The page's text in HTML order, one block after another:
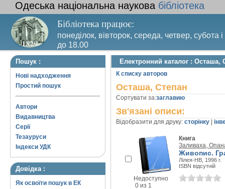
Одеська національна наукова бібліотека
Бібліотека працює:
понеділок, вівторок, середа, четвер, субота
до 18.00
Вихідний день – п’ятниця. Останній четвер
Пошук :
Нові надходження
Простий пошук
Автори
Видавництва
Серії
Тезауруси
Індекси УДК
Довідка :
Як освоїти пошук в ЕК
Електронний каталог : Осташа,
К списку авторов
Осташа, Степан
Сортувати за:заглавию
Зв'язані описи:
Відобразити для друку: сторінку
Недоступно
0 из 1
Книга
Заливаха,
Живопис.
Лілея-НВ, 1996 г.
ISBN відсутній